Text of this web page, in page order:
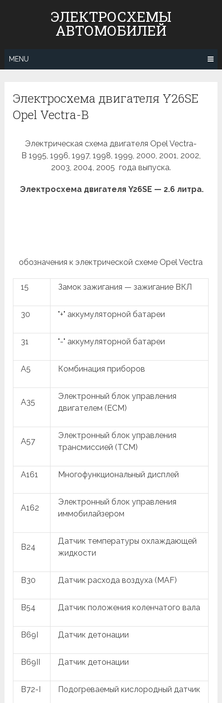
ЭЛЕКТРОСХЕМЫ
АВТОМОБИЛЕЙ
MENU
Электросхема двигателя Y26SE
Opel Vectra-B
Электрическая схема двигателя Opel Vectra-
B 1995, 1996, 1997, 1998, 1999, 2000, 2001, 2002,
2003, 2004, 2005 года выпуска.
Электросхема двигателя Y26SE — 2.6 литра.
обозначения к электрической схеме Opel Vectra
15 Замок зажигания — зажигание ВКЛ
30 "+" аккумуляторной батареи
31 "-" аккумуляторной батареи
A5 Комбинация приборов
A35
Электронный блок управления
двигателем (ECM)
A57
Электронный блок управления
трансмиссией (TCM)
A161 Многофункциональный дисплей
A162
Электронный блок управления
иммобилайзером
B24
Датчик температуры охлаждающей
жидкости
B30 Датчик расхода воздуха (MAF)
B54 Датчик положения коленчатого вала
B69I Датчик детонации
B69II Датчик детонации
B72-I Подогреваемый кислородный датчик